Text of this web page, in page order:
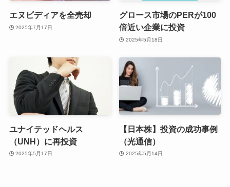
エヌビディアを全売却
2025年7月17日
グロース市場のPERが100
倍近い企業に投資
2025年5月18日
ユナイテッドヘルス
（UNH）に再投資
2025年5月17日
【日本株】投資の成功事例
（光通信）
2025年5月14日